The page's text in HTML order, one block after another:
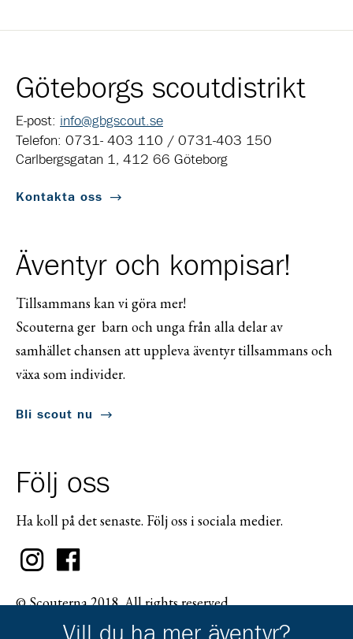
Göteborgs scoutdistrikt
E-post: info@gbgscout.se
Telefon: 0731- 403 110 / 0731-403 150
Carlbergsgatan 1, 412 66 Göteborg
Kontakta oss
Äventyr och kompisar!
Tillsammans kan vi göra mer!
Scouterna ger barn och unga från alla delar av
samhället chansen att uppleva äventyr tillsammans och
växa som individer.
Bli scout nu
Följ oss
Ha koll på det senaste. Följ oss i sociala medier.
© Scouterna 2018. All rights reserved.